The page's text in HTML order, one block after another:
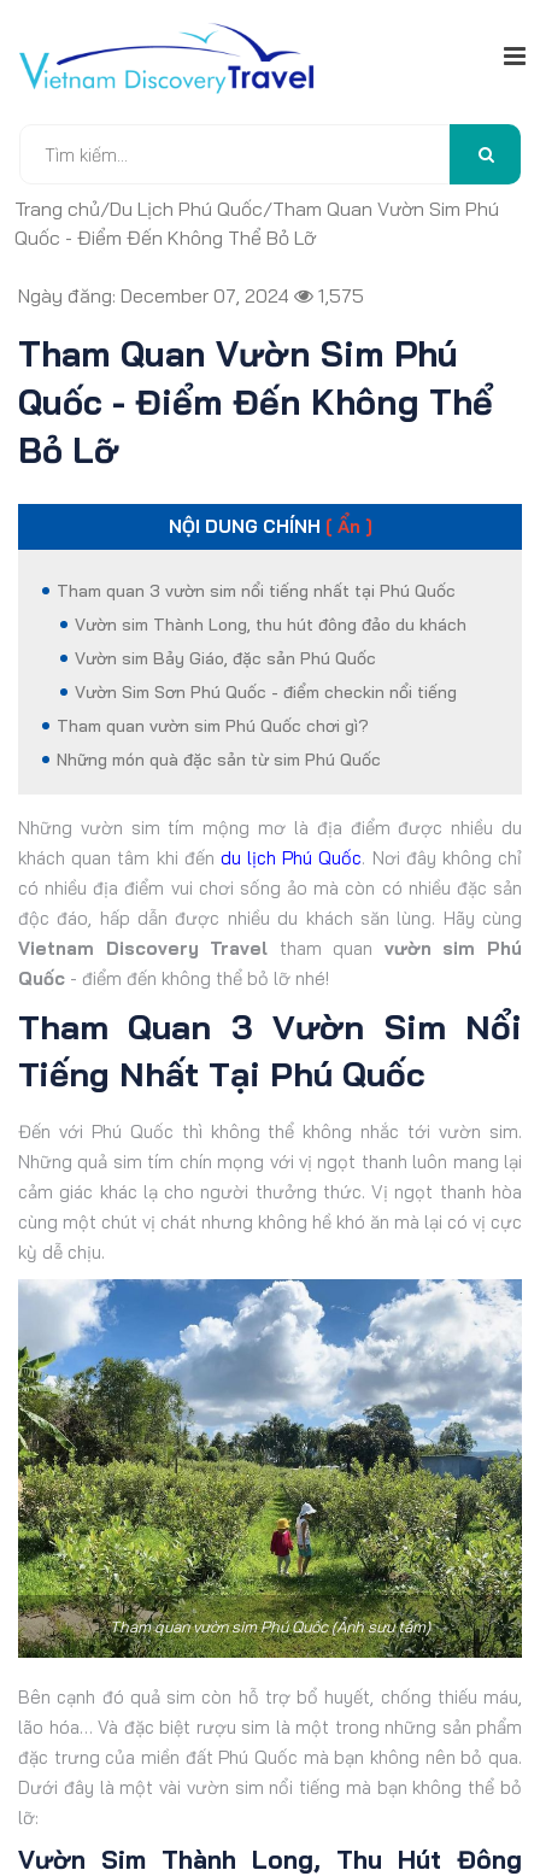
Trang chủ/Du Lịch Phú Quốc/Tham Quan Vườn Sim Phú
Quốc - Điểm Đến Không Thể Bỏ Lỡ
Ngày đăng: December 07, 2024 1,575
Tham Quan Vườn Sim Phú
Quốc - Điểm Đến Không Thể
Bỏ Lỡ
NỘI DUNG CHÍNH [ Ẩn ]
Tham quan 3 vườn sim nổi tiếng nhất tại Phú Quốc
Vườn sim Thành Long, thu hút đông đảo du khách
Vườn sim Bảy Giáo, đặc sản Phú Quốc
Vườn Sim Sơn Phú Quốc - điểm checkin nổi tiếng
Tham quan vườn sim Phú Quốc chơi gì?
Những món quà đặc sản từ sim Phú Quốc
Những vườn sim tím mộng mơ là địa điểm được nhiều du
khách quan tâm khi đến du lịch Phú Quốc. Nơi đây không chỉ
có nhiều địa điểm vui chơi sống ảo mà còn có nhiều đặc sản
độc đáo, hấp dẫn được nhiều du khách săn lùng. Hãy cùng
Vietnam Discovery Travel tham quan vườn sim Phú
Quốc - điểm đến không thể bỏ lỡ nhé!
Tham Quan 3 Vườn Sim Nổi
Tiếng Nhất Tại Phú Quốc
Đến với Phú Quốc thì không thể không nhắc tới vườn sim.
Những quả sim tím chín mọng với vị ngọt thanh luôn mang lại
cảm giác khác lạ cho người thưởng thức. Vị ngọt thanh hòa
cùng một chút vị chát nhưng không hề khó ăn mà lại có vị cực
kỳ dễ chịu.
Tham quan vườn sim Phú Quốc (Ảnh sưu tầm)
Bên cạnh đó quả sim còn hỗ trợ bổ huyết, chống thiếu máu,
lão hóa… Và đặc biệt rượu sim là một trong những sản phẩm
đặc trưng của miền đất Phú Quốc mà bạn không nên bỏ qua.
Dưới đây là một vài vườn sim nổi tiếng mà bạn không thể bỏ
lỡ:
Vườn Sim Thành Long, Thu Hút Đông